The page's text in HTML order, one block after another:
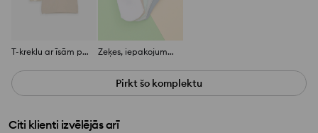
T-kreklu ar īsām piedurknēm komplekts 2 gab Zeķes, iepakojumā 5 pāri
Pirkt šo komplektu
Citi klienti izvēlējās arī